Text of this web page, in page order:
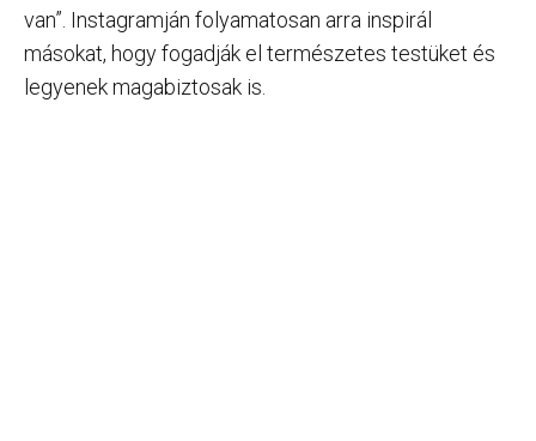
van”. Instagramján folyamatosan arra inspirál
másokat, hogy fogadják el természetes testüket és
legyenek magabiztosak is.